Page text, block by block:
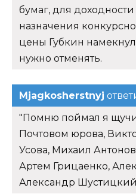
бумаг, для
назначения
цены Губкин намекнул
нужно отменять.
Mjagkosherstnyj
"Помню поймал я
Почтовом юрова,
Усова, Михаил
Артем Грицаенко,
Александр